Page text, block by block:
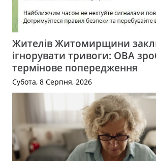
Жителів Житомирщини
ігнорувати тривоги: ОВА
термінове попередження
Субота, 8 Серпня, 2026